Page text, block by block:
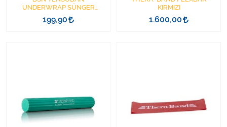
UNDERWRAP SÜNGER
BANDAJ ALTI SÜNGERİ
7CMX20M BEYAZ RENK
199,90
KIRMIZI
1.600,00